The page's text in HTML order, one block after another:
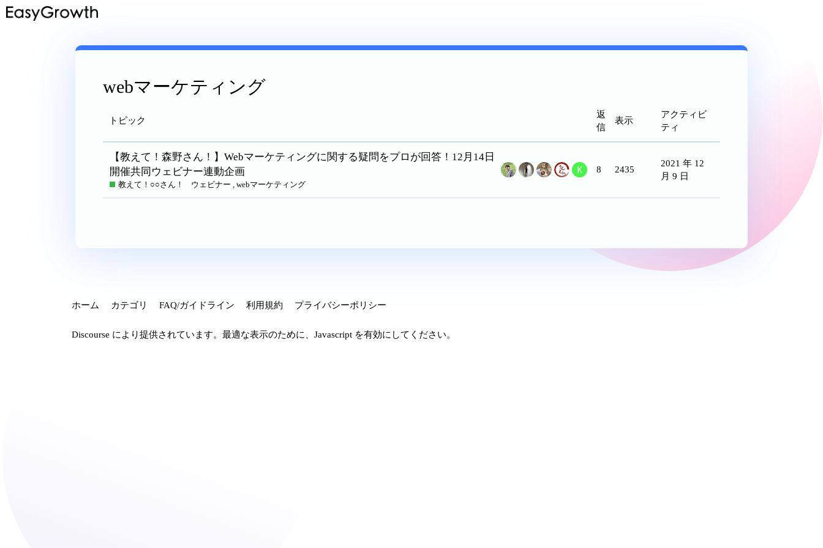
webマーケティング
トピック
返
信
表示
アクティビ
ティ
【教えて！森野さん！】Webマーケティングに関する疑問をプロが回答！12月14日
開催共同ウェビナー連動企画
教えて！○○さん！ ウェビナー ,webマーケティング
8 2435
2021 年 12
月 9 日
ホーム カテゴリ FAQ/ガイドライン 利用規約 プライバシーポリシー
Discourse により提供されています。最適な表示のために、Javascript を有効にしてください。